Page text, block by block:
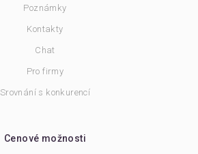
Poznámky
Kontakty
Chat
Pro firmy
Srovnání s konkurencí
Cenové možnosti